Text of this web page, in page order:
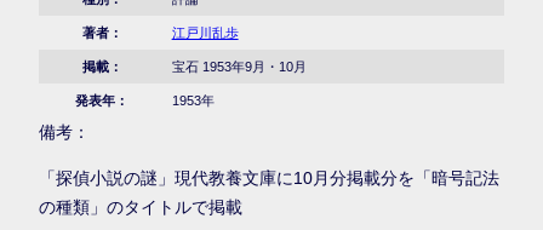
著者： 江戸川乱歩
掲載： 宝石 1953年9月・10月
発表年： 1953年
備考：
「探偵小説の謎」現代教養文庫に10月分掲載分を「暗号記法
の種類」のタイトルで掲載